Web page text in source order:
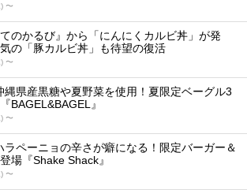
〜
てのかるび』から「にんにくカルビ丼」が発
の「豚カルビ丼」も待望の復活
〜
縄県産黒糖や夏野菜を使用！夏限定ベーグル3
BAGEL&BAGEL』
〜
ラペーニョの辛さが癖になる！限定バーガー＆
場『Shake Shack』
〜